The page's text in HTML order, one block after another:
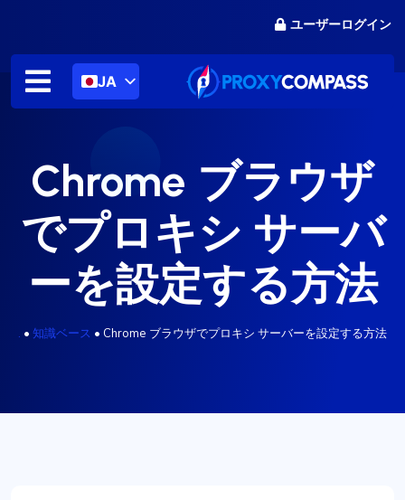
テ
ユーザーログイン
JA
Chrome ブラウザ
でプロキシ サーバ
ーを設定する方法
• 知識ベース • Chrome ブラウザでプロキシ サーバーを設定する方法